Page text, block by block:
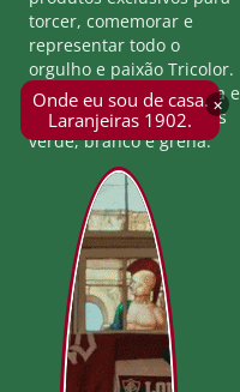
×
Onde eu sou de casa.
Laranjeiras 1902.
torcer, comemorar e
representar todo o
orgulho e paixão Tricolor.
Seja parte desta história e
mostre a força das cores
verde, branco e grená.